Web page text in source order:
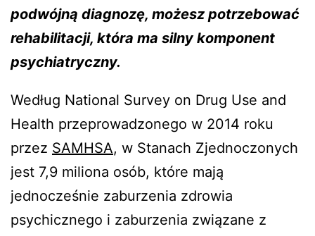
podwójną diagnozę, możesz potrzebować
rehabilitacji, która ma silny komponent
psychiatryczny.
Według National Survey on Drug Use and
Health przeprowadzonego w 2014 roku
przez SAMHSA, w Stanach Zjednoczonych
jest 7,9 miliona osób, które mają
jednocześnie zaburzenia zdrowia
psychicznego i zaburzenia związane z